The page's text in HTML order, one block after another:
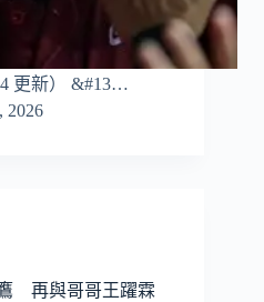
更新） &#13…
2026
再與哥哥王躍霖